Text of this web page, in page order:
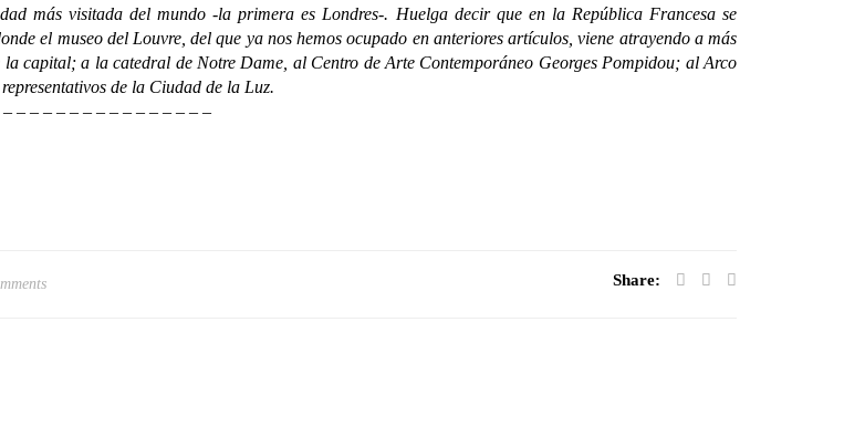
más visitada del mundo -la primera es Londres-. Huelga decir que en la República Francesa se
el museo del Louvre, del que ya nos hemos ocupado en anteriores artículos, viene atrayendo a más
capital; a la catedral de Notre Dame, al Centro de Arte Contemporáneo Georges Pompidou; al Arco
de la Ciudad de la Luz.
– – – – – – – – – – – – – – – –
Share: